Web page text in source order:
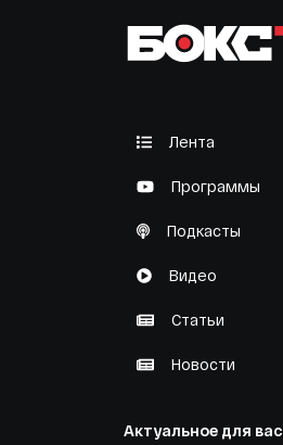
Лента
Программы
Подкасты
Видео
Статьи
Новости
Актуальное для вас